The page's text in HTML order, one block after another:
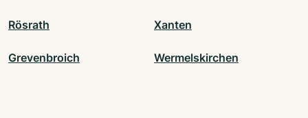
Rösrath Xanten
Grevenbroich Wermelskirchen